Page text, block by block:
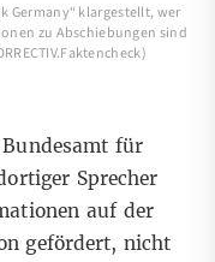
Germany“ klargestellt, wer
zu Abschiebungen sind
für
Sprecher
auf der
gefördert, nicht